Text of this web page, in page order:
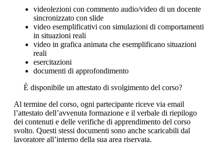
videolezioni con commento audio/video di un docente
sincronizzato con slide
video esemplificativi con simulazioni di comportamenti
in situazioni reali
video in grafica animata che esemplificano situazioni
reali
esercitazioni
documenti di approfondimento
È disponibile un attestato di svolgimento del corso?
Al termine del corso, ogni partecipante riceve via email
l’attestato dell’avvenuta formazione e il verbale di riepilogo
dei contenuti e delle verifiche di apprendimento del corso
svolto. Questi stessi documenti sono anche scaricabili dal
lavoratore all’interno della sua area riservata.